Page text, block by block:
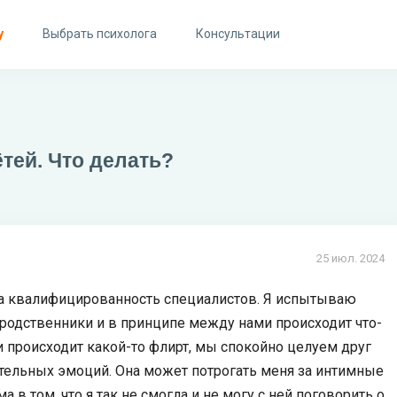
Выбрать психолога Консультации
Что делать?
25 июл. 2024
специалистов. Я испытываю
и в принципе между нами происходит что-
какой-то флирт, мы спокойно целуем друг
эмоций. Она может потрогать меня за интимные